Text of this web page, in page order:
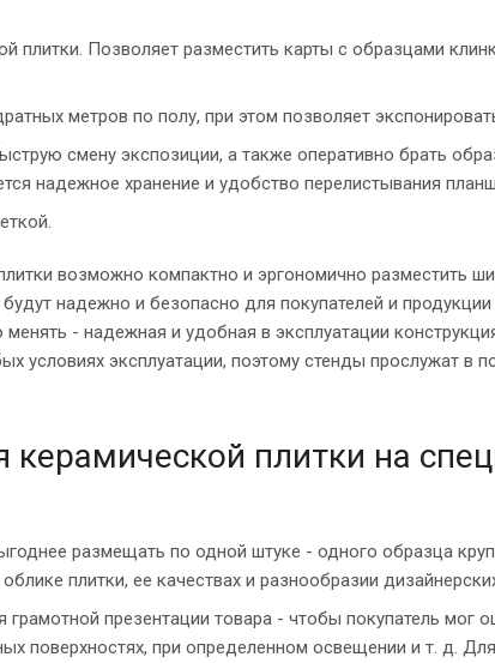
плитки. Позволяет разместить карты с образцами
метров по полу, при этом позволяет
смену экспозиции, а также оперативно брать
надежное хранение и удобство перелистывания
возможно компактно и эргономично разместить
надежно и безопасно для покупателей и
- надежная и удобная в эксплуатации
условиях эксплуатации, поэтому стенды прослужат в
плитки на
размещать по одной штуке - одного образца
плитки, ее качествах и разнообразии
презентации товара - чтобы покупатель мог
поверхностях, при определенном освещении и т. д.